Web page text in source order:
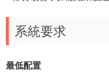
系統要求
最低配置